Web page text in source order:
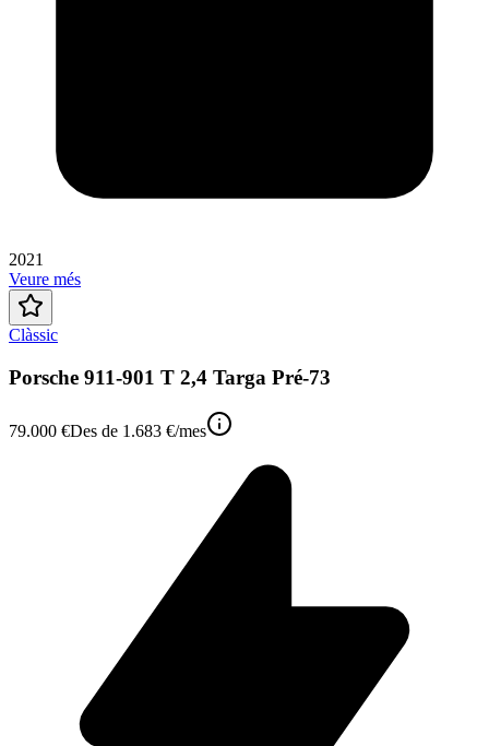
2021
Veure més
Clàssic
Porsche 911-901 T 2,4 Targa Pré-73
79.000 €Des de 1.683 €/mes